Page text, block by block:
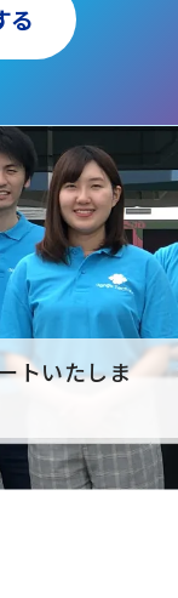
る
トいたしま